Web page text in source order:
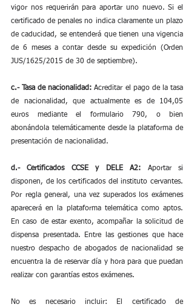
vigor nos requerirán para aportar uno nuevo. Si el
certificado de penales no indica claramente un plazo
de caducidad, se entenderá que tienen una vigencia
de 6 meses a contar desde su expedición (Orden
JUS/1625/2015 de 30 de septiembre).
c.- Tasa de nacionalidad: Acreditar el pago de la tasa
de nacionalidad, que actualmente es de 104,05
euros mediante el formulario 790, o bien
abonándola telemáticamente desde la plataforma de
presentación de nacionalidad.
d.- Certificados CCSE y DELE A2: Aportar si
disponen, de los certificados del instituto cervantes.
Por regla general, una vez superados los exámenes
aparecerá en la plataforma telemática como aptos.
En caso de estar exento, acompañar la solicitud de
dispensa presentada. Entre las gestiones que hace
nuestro despacho de abogados de nacionalidad se
encuentra la de reservar día y hora para que puedan
realizar con garantías estos exámenes.
No es necesario incluir: El certificado de